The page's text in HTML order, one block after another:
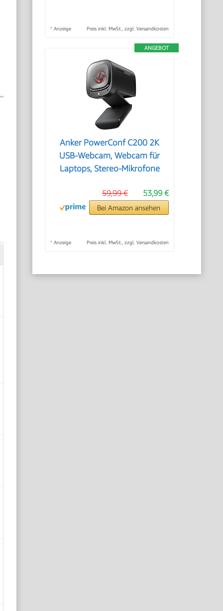
* Anzeige Preis inkl. MwSt., zzgl. Versandkosten
ANGEBOT
Anker PowerConf C200 2K
USB-Webcam, Webcam für
Laptops, Stereo-Mikrofone
53,99 €
59,99 €
Bei Amazon ansehen
* Anzeige Preis inkl. MwSt., zzgl. Versandkosten